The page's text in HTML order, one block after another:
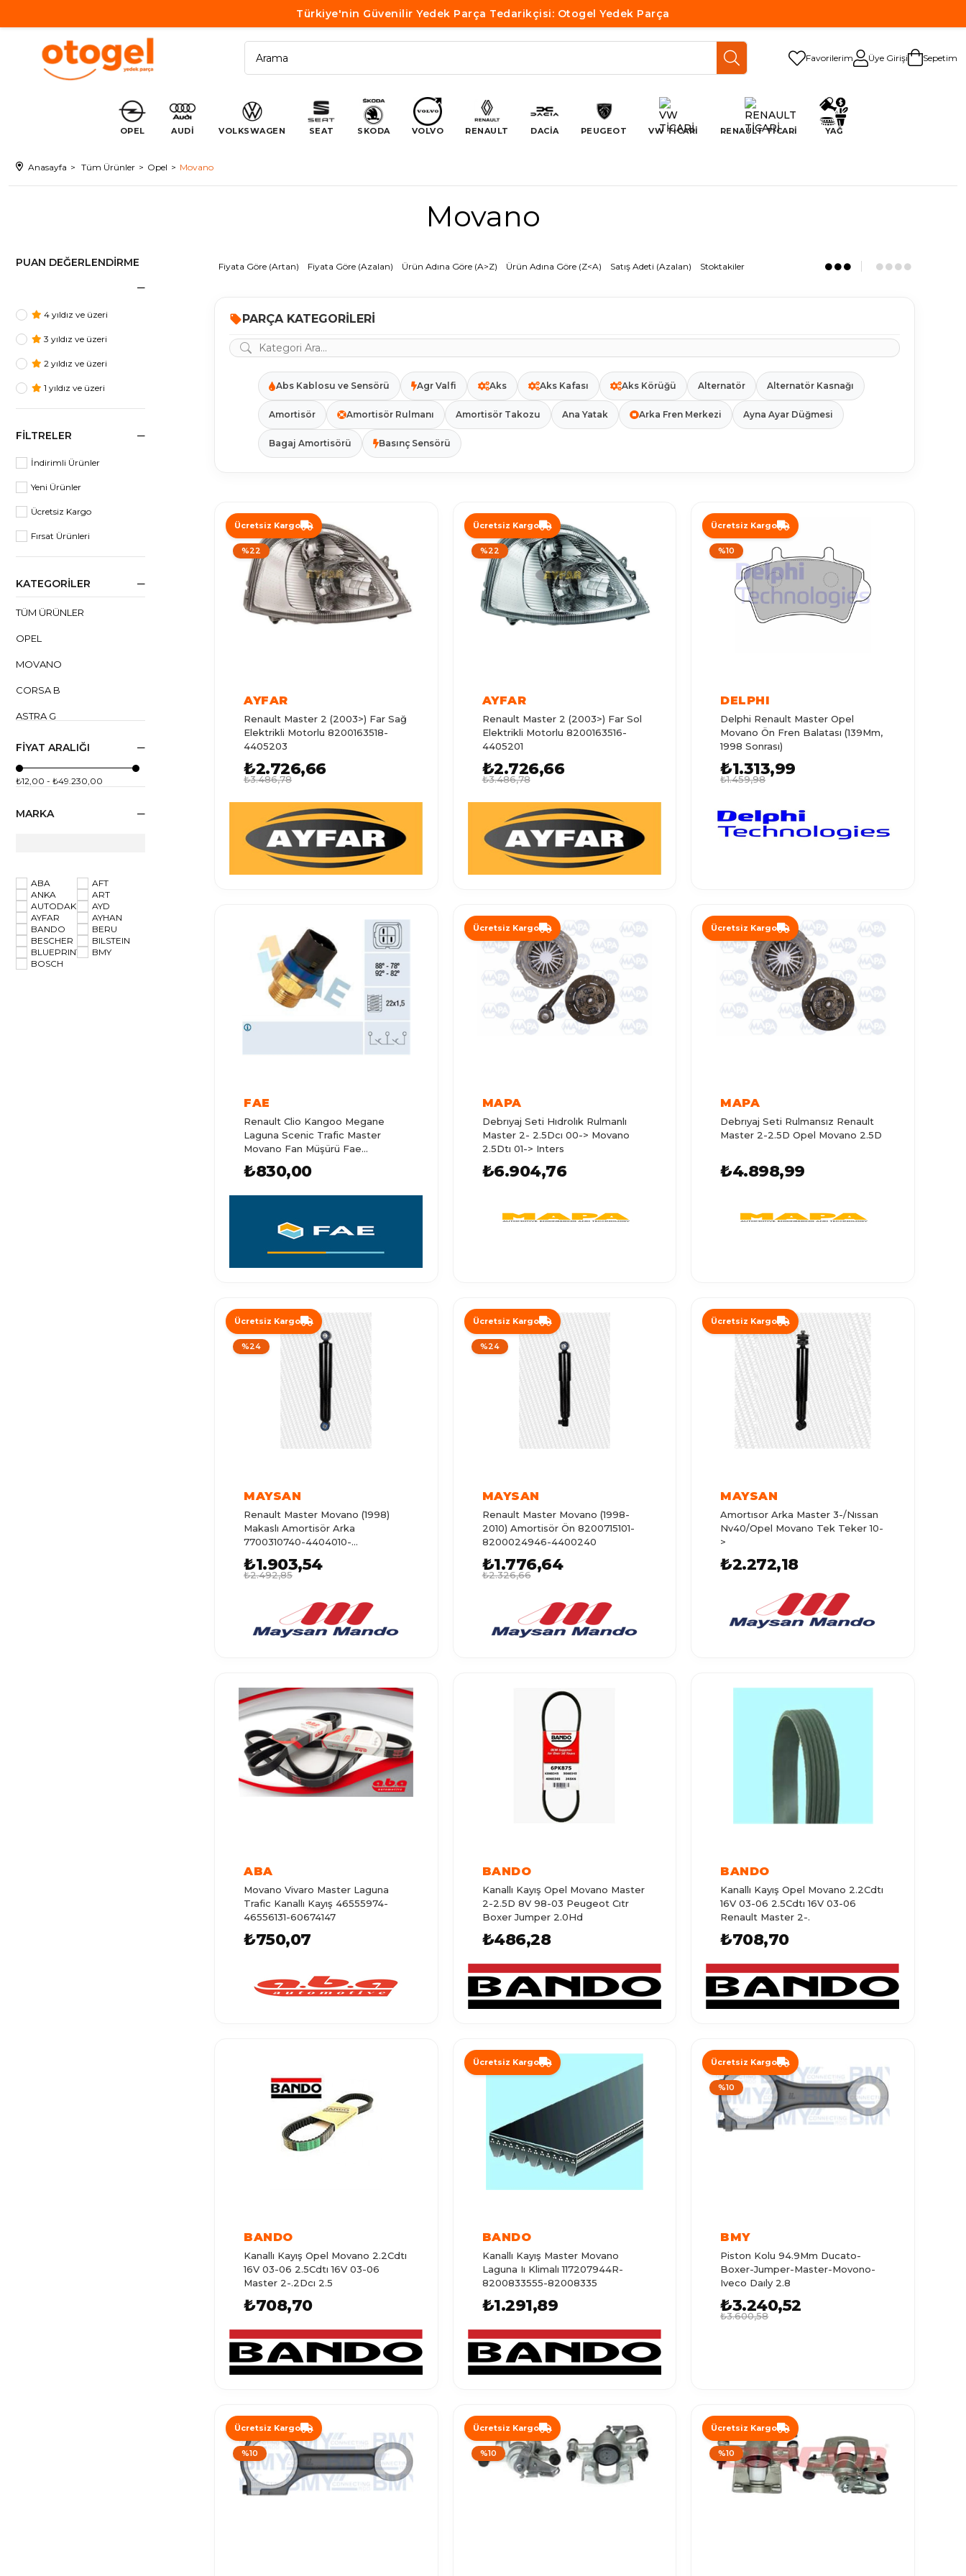
Türkiye'nin Güvenilir Yedek Parça Tedarikçisi: Otogel Yedek Parça
Favorilerim Üye Girişi Sepetim
OPEL AUDİ VOLKSWAGEN SEAT SKODA VOLVO RENAULT DACİA PEUGEOT VW TİCARİ RENAULT TİCARİ YAĞ
Anasayfa Tüm Ürünler Opel Movano
Movano
PUAN DEĞERLENDIRME
4 yıldız ve üzeri
3 yıldız ve üzeri
2 yıldız ve üzeri
1 yıldız ve üzeri
FILTRELER
İndirimli Ürünler
Yeni Ürünler
Ücretsiz Kargo
Fırsat Ürünleri
KATEGORILER
TÜM ÜRÜNLER
OPEL
MOVANO
CORSA B
ASTRA G
CORSA C
CORSA D
ASTRA H
CORSA E
ASTRA F
COMBO
FIYAT ARALIĞI
₺12,00 - ₺49.230,00
MARKA
ABA
AFT
ANKA
ART
AUTODAK
AYD
AYFAR
AYHAN
BANDO
BERU
BESCHER
BILSTEIN
BLUEPRINT
BMY
BOSCH
Fiyata Göre (Artan) Fiyata Göre (Azalan) Ürün Adına Göre (A>Z) Ürün Adına Göre (Z<A) Satış Adeti (Azalan) Stoktakiler
PARÇA KATEGORILERI
Abs Kablosu ve Sensörü Agr Valfi Aks Aks Kafası Aks Körüğü Alternatör Alternatör Kasnağı
Amortisör Amortisör Rulmanı Amortisör Takozu Ana Yatak Arka Fren Merkezi Ayna Ayar Düğmesi
Bagaj Amortisörü Basınç Sensörü
AYFAR
Renault Master 2 (2003>) Far Sağ
Elektrikli Motorlu 8200163518-
4405203
₺2.726,66
₺3.486,78
Ücretsiz Kargo
%22
AYFAR
Renault Master 2 (2003>) Far Sol
Elektrikli Motorlu 8200163516-
4405201
₺2.726,66
₺3.486,78
Ücretsiz Kargo
%22
DELPHI
Delphi Renault Master Opel
Movano Ön Fren Balatası (139Mm,
1998 Sonrası)
₺1.313,99
₺1.459,98
Ücretsiz Kargo
%10
FAE
Renault Clio Kangoo Megane
Laguna Scenic Trafic Master
Movano Fan Müşürü Fae...
₺830,00
MAPA
Debrıyaj Seti Hıdrolık Rulmanlı
Master 2- 2.5Dcı 00-> Movano
2.5Dtı 01-> Inters
₺6.904,76
Ücretsiz Kargo
MAPA
Debrıyaj Seti Rulmansız Renault
Master 2-2.5D Opel Movano 2.5D
₺4.898,99
Ücretsiz Kargo
MAYSAN
Renault Master Movano (1998)
Makaslı Amortisör Arka
7700310740-4404010-
₺1.903,54
₺2.492,85
Ücretsiz Kargo
%24
MAYSAN
Renault Master Movano (1998-
2010) Amortisör Ön 8200715101-
8200024946-4400240
₺1.776,64
₺2.326,66
Ücretsiz Kargo
%24
MAYSAN
Amortısor Arka Master 3-/Nıssan
Nv40/Opel Movano Tek Teker 10-
>
₺2.272,18
Ücretsiz Kargo
ABA
Movano Vivaro Master Laguna
Trafic Kanallı Kayış 46555974-
46556131-60674147
₺750,07
BANDO
Kanallı Kayış Opel Movano Master
2-2.5D 8V 98-03 Peugeot Cıtr
Boxer Jumper 2.0Hd
₺486,28
BANDO
Kanallı Kayış Opel Movano 2.2Cdtı
16V 03-06 2.5Cdtı 16V 03-06
Renault Master 2-.
₺708,70
BANDO
Kanallı Kayış Opel Movano 2.2Cdtı
16V 03-06 2.5Cdtı 16V 03-06
Master 2-.2Dcı 2.5
₺708,70
BANDO
Kanallı Kayış Master Movano
Laguna Iı Klimalı 117207944R-
8200833555-82008335
₺1.291,89
Ücretsiz Kargo
BMY
Piston Kolu 94.9Mm Ducato-
Boxer-Jumper-Master-Movono-
Iveco Daıly 2.8
₺3.240,52
₺3.600,58
Ücretsiz Kargo
%10
Ücretsiz Kargo
%10
Ücretsiz Kargo
%10
Ücretsiz Kargo
%10